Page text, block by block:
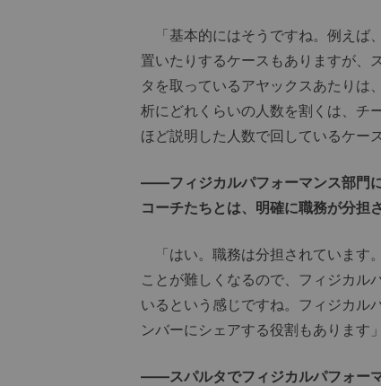
「基本的にはそうですね。例えば
置いたりするケースもありますが、
タを取っているアヤックスあたりは
析にどれくらいの人数を割くは、チ
ほど説明した人数で回しているケー
――フィジカルパフォーマンス部門
コーチたちとは、明確に職務が分担
「はい。職務は分担されています
ことが難しくなるので、フィジカル
いるという感じですね。フィジカル
ンバーにシェアする役割もあります」
――スパルタでフィジカルパフォー